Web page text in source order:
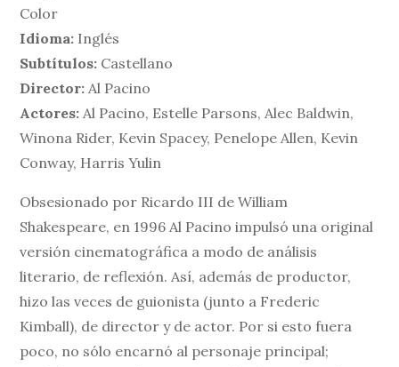
Color
Idioma: Inglés
Subtítulos: Castellano
Director: Al Pacino
Actores: Al Pacino, Estelle Parsons, Alec Baldwin,
Winona Rider, Kevin Spacey, Penelope Allen, Kevin
Conway, Harris Yulin
Obsesionado por Ricardo III de William
Shakespeare, en 1996 Al Pacino impulsó una original
versión cinematográfica a modo de análisis
literario, de reflexión. Así, además de productor,
hizo las veces de guionista (junto a Frederic
Kimball), de director y de actor. Por si esto fuera
poco, no sólo encarnó al personaje principal;